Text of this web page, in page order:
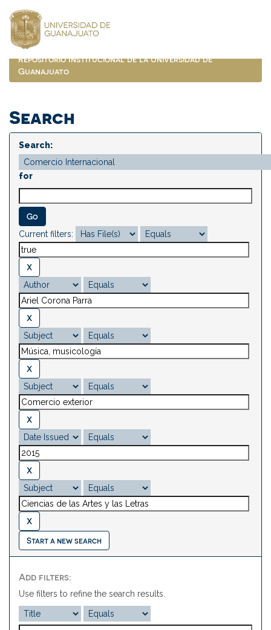
navigation
Repositorio Institucional de la Universidad de
Guanajuato
Search
Search:
for
Current filters:
Start a new search
Add filters:
Use filters to refine the search results.